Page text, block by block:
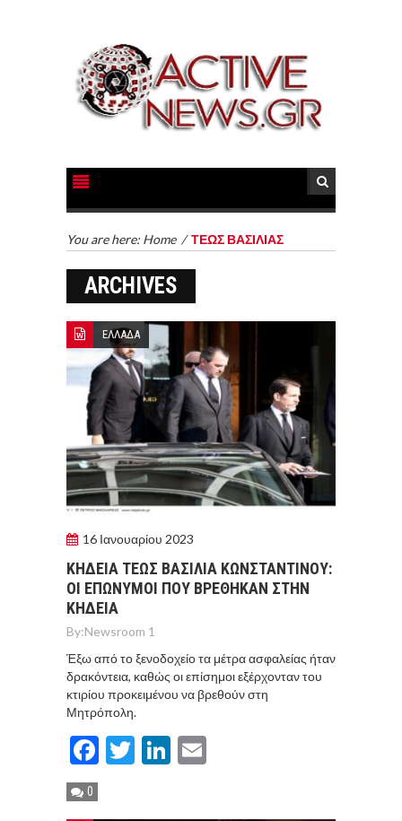
You are here: Home /ΤΕΩΣ ΒΑΣΙΛΙΑΣ
ARCHIVES
ΕΛΛΑΔΑ
16 Ιανουαρίου 2023
ΚΗΔΕΙΑ ΤΕΩΣ ΒΑΣΙΛΙΑ ΚΩΝΣΤΑΝΤΙΝΟΥ:
ΟΙ ΕΠΩΝΥΜΟΙ ΠΟΥ ΒΡΕΘΗΚΑΝ ΣΤΗΝ
ΚΗΔΕΙΑ
By:Newsroom 1
Έξω από το ξενοδοχείο τα μέτρα ασφαλείας ήταν
δρακόντεια, καθώς οι επίσημοι εξέρχονταν του
κτιρίου προκειμένου να βρεθούν στη
Μητρόπολη.
Facebook
TwitterLinkedIn
0